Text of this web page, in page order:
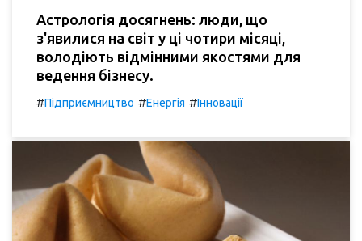
Астрологія досягнень: люди, що
з'явилися на світ у ці чотири місяці,
володіють відмінними якостями для
ведення бізнесу.
#Підприємництво #Енергія #Інновації